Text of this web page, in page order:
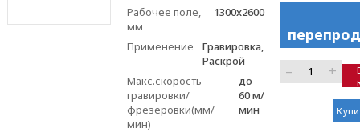
Рабочее поле,
мм
1300x2600
Применение
Гравировка,
Раскрой
Макс.скорость
гравировки/
фрезеровки(мм/
мин)
до
60 м/
мин
– +